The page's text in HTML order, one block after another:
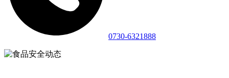
0730-6321888